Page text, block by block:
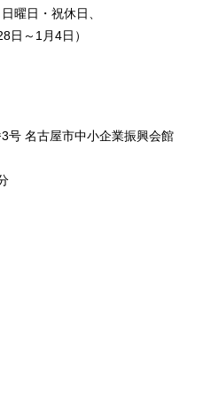
曜日・祝休日、
日～1月4日）
号 名古屋市中小企業振興会館